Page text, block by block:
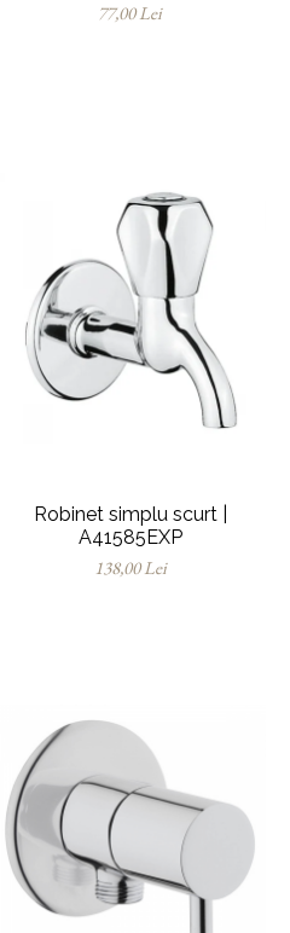
77,00 Lei
Robinet simplu scurt |
A41585EXP
138,00 Lei